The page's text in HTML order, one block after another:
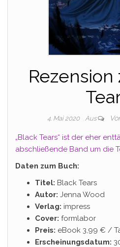
Rezension
4. Mai 2020 Aus
„Black Tears“ ist der eher
abschließende Band um die
Daten zum Buch:
Titel: Black Tears
Autor: Jenna Wood
Verlag: impress
Cover: formlabor
Preis: eBook 3,99 € /
Erscheinungsdatum: